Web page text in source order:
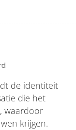
de identiteit
die het
waardoor
krijgen.